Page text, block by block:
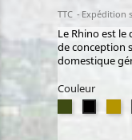
TTC Expédition
Le Rhino est
de conception
domestique
Couleur
Drab